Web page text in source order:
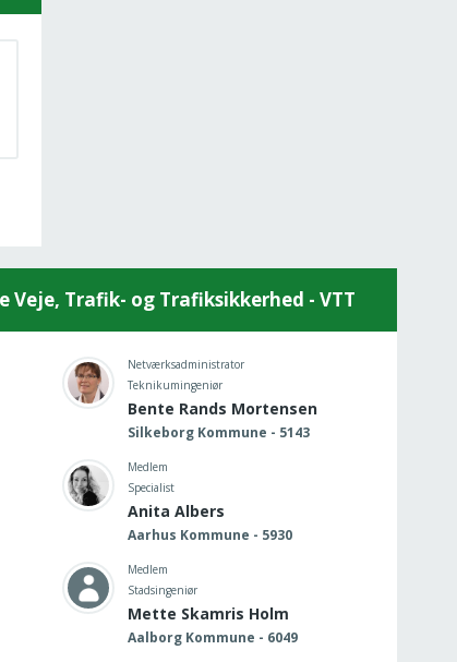
Veje, Trafik- og Trafiksikkerhed - VTT
Netværksadministrator
Teknikumingeniør
Bente Rands Mortensen
Silkeborg Kommune - 5143
Medlem
Specialist
Anita Albers
Aarhus Kommune - 5930
Medlem
Stadsingeniør
Mette Skamris Holm
Aalborg Kommune - 6049